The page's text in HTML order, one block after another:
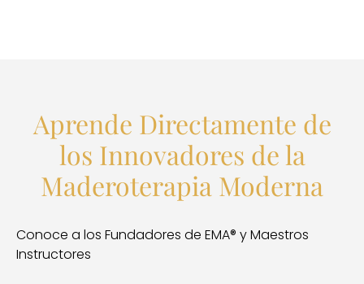
Aprende Directamente de
los Innovadores de la
Maderoterapia Moderna
Conoce a los Fundadores de EMA® y Maestros
Instructores